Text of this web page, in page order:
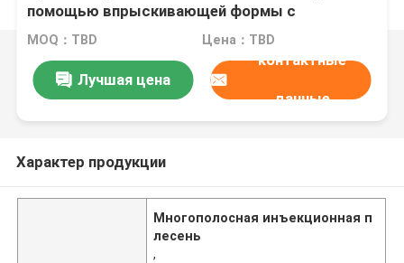
помощью впрыскивающей формы с
множественным отверстием
MOQ：TBD Цена：TBD
Лучшая цена
контактные
данные
Характер продукции
Многополосная инъекционная п
лесень
,